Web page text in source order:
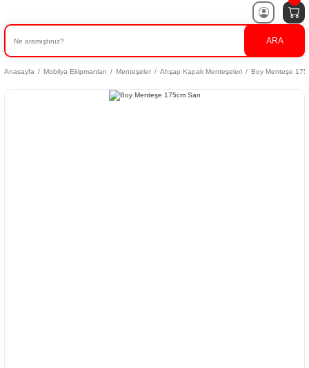
ARA
Anasayfa Mobilya Ekipmanları Menteşeler Ahşap Kapak Menteşeleri Boy Menteşe